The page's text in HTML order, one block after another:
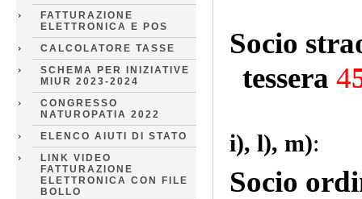
FATTURAZIONE
ELETTRONICA E POS
CALCOLATORE TASSE
SCHEMA PER INIZIATIVE
MIUR 2023-2024
CONGRESSO
NATUROPATIA 2022
ELENCO AIUTI DI STATO
LINK VIDEO
FATTURAZIONE
ELETTRONICA CON FILE
BOLLO
Socio
tessera 4
i), l), m):
Socio